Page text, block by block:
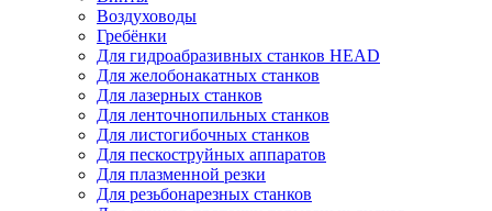
Воздуховоды
Гребёнки
Для гидроабразивных станков HEAD
Для желобонакатных станков
Для лазерных станков
Для ленточнопильных станков
Для листогибочных станков
Для пескоструйных аппаратов
Для плазменной резки
Для резьбонарезных станков